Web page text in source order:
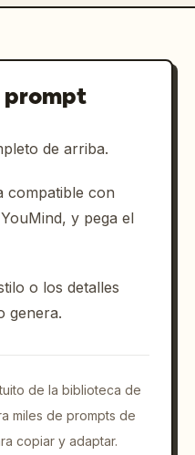
prompt
de arriba.
compatible con
y pega el
o los detalles
genera.
de la biblioteca de
miles de prompts de
copiar y adaptar.